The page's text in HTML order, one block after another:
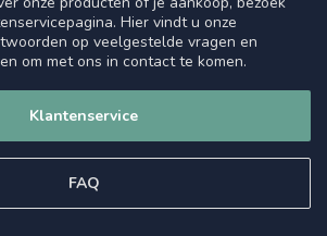
Hier vindt u onze
op veelgestelde vragen en
om met ons in contact te komen.
Klantenservice
FAQ